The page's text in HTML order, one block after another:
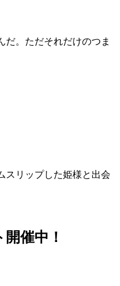
だ。ただそれだけのつま
スリップした姫様と出会
催中！